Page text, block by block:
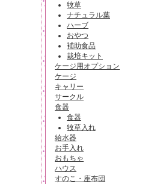
牧草
ナチュラル葉
ハーブ
おやつ
補助食品
栽培キット
ケージ用オプション
ケージ
キャリー
サークル
食器
食器
牧草入れ
給水器
お手入れ
おもちゃ
ハウス
すのこ・座布団